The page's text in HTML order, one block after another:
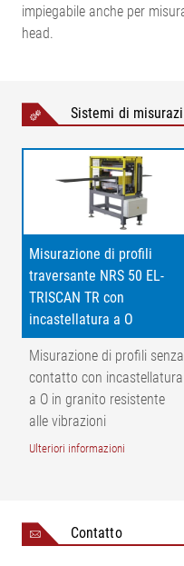
impiegabile anche per
head.
4 = sensore CCD | 5 =
Sistemi di
Misurazione di profili
traversante NRS 50 EL-
TRISCAN TR con
incastellatura a O
Misurazione di profili senza
contatto con incastellatura
a O in granito resistente
alle vibrazioni
Ulteriori informazioni
Contatto